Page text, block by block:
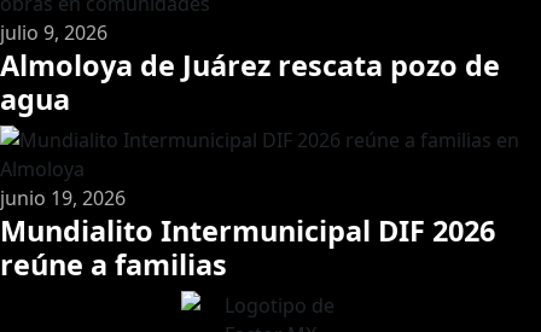
julio 9, 2026
Almoloya de Juárez rescata pozo de
agua
junio 19, 2026
Mundialito Intermunicipal DIF 2026
reúne a familias